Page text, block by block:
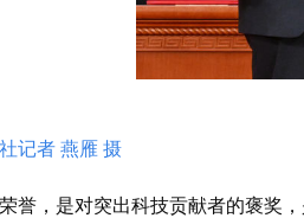
记者 燕雁 摄
誉，是对突出科技贡献者的褒奖